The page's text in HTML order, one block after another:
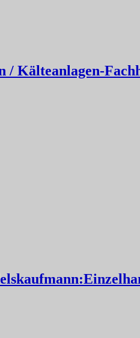
Kälteanlagen-